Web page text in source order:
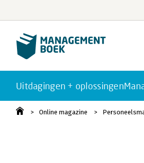
Uitdagingen + oplossingen
Online magazine